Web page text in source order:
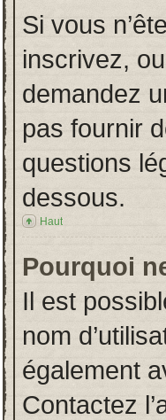
Si vous
inscrivez,
demandez
pas fournir
questions
dessous.
Haut
Pourquoi
Il est
nom
également
Contactez